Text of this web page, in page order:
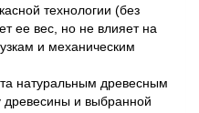
технологии (без
ее вес, но не влияет на
и механическим
натуральным древесным
и выбранной